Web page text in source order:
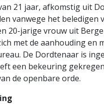
21 jaar, afkomstig uit
vanwege het beledigen
20-jarige vrouw uit
met de aanhouding en
De Dordtenaar is
een bekeuring
de openbare orde.